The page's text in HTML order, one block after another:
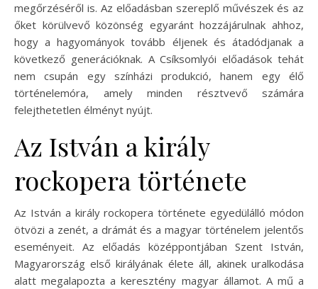
megőrzéséről is. Az előadásban szereplő művészek és az
őket körülvevő közönség egyaránt hozzájárulnak ahhoz,
hogy a hagyományok tovább éljenek és átadódjanak a
következő generációknak. A Csíksomlyói előadások tehát
nem csupán egy színházi produkció, hanem egy élő
történelemóra, amely minden résztvevő számára
felejthetetlen élményt nyújt.
Az István a király
rockopera története
Az István a király rockopera története egyedülálló módon
ötvözi a zenét, a drámát és a magyar történelem jelentős
eseményeit. Az előadás középpontjában Szent István,
Magyarország első királyának élete áll, akinek uralkodása
alatt megalapozta a keresztény magyar államot. A mű a